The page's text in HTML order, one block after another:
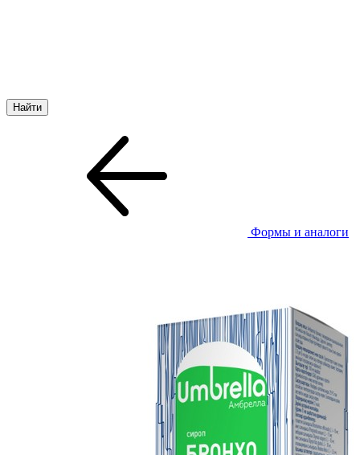
Формы и аналоги